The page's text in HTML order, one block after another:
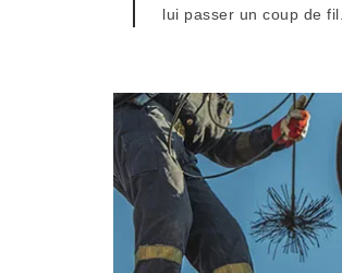
lui passer un coup de fil.